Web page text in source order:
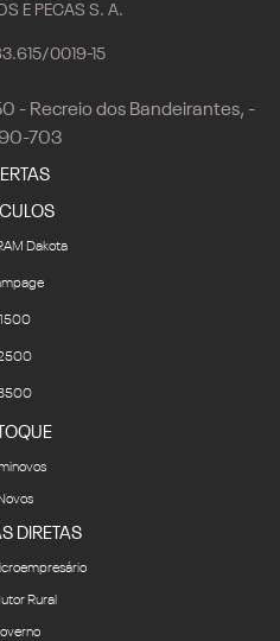
E PECAS S. A.
0019-15
- Recreio dos Bandeirantes, -
703
Dakota
1500
DIRETAS
Rural